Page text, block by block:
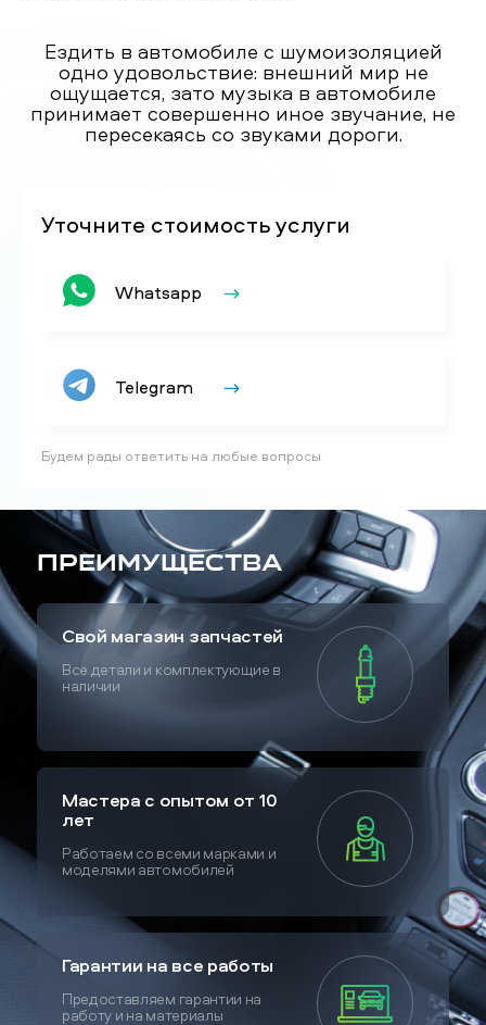
Ездить в автомобиле с шумоизоляцией
одно удовольствие: внешний мир не
ощущается, зато музыка в автомобиле
принимает совершенно иное звучание, не
пересекаясь со звуками дороги.
Уточните стоимость услуги
Whatsapp
Telegram
Будем рады ответить на любые вопросы
Преимущества
Свой магазин запчастей
Все детали и комплектующие в
наличии
Мастера с опытом от 10
лет
Работаем со всеми марками и
моделями автомобилей
Гарантии на все работы
Предоставляем гарантии на
работу и на материалы